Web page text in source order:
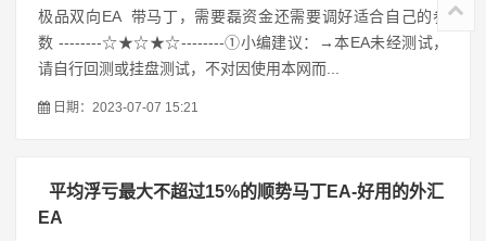
极品双向EA 带马丁，需要磊资金还需要调好适合自己的参
数 --------☆★☆★☆--------①小编建议：→本EA未经测试，
请自行回测或挂盘测试，不对因使用本网而...
日期：2023-07-07 15:21
平均浮亏最大不超过15%的顺势马丁EA-好用的外汇
EA